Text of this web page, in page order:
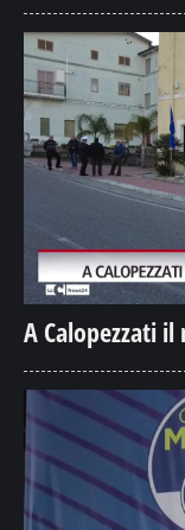
A Calopezzati